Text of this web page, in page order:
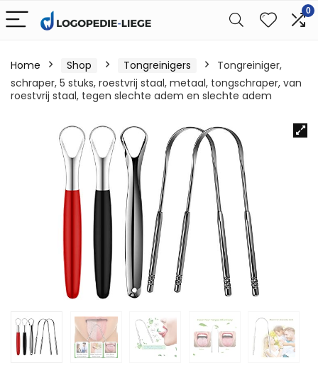
0
Home Shop Tongreinigers
Tongreiniger,
schraper, 5 stuks, roestvrij staal, metaal, tongschraper, van
roestvrij staal, tegen slechte adem en slechte adem